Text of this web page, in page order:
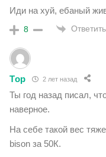
Иди на хуй, ебаный
8 Ответить
Тор 2 лет назад
Ты год назад писал,
наверное.
На себе такой вес
bison за 50К.